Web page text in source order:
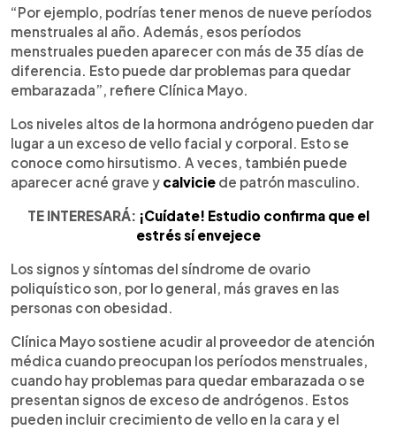
“Por ejemplo, podrías tener menos de nueve períodos
menstruales al año. Además, esos períodos
menstruales pueden aparecer con más de 35 días de
diferencia. Esto puede dar problemas para quedar
embarazada”, refiere Clínica Mayo.
Los niveles altos de la hormona andrógeno pueden dar
lugar a un exceso de vello facial y corporal. Esto se
conoce como hirsutismo. A veces, también puede
aparecer acné grave y calvicie de patrón masculino.
TE INTERESARÁ: ¡Cuídate! Estudio confirma que el
estrés sí envejece
Los signos y síntomas del síndrome de ovario
poliquístico son, por lo general, más graves en las
personas con obesidad.
Clínica Mayo sostiene acudir al proveedor de atención
médica cuando preocupan los períodos menstruales,
cuando hay problemas para quedar embarazada o se
presentan signos de exceso de andrógenos. Estos
pueden incluir crecimiento de vello en la cara y el